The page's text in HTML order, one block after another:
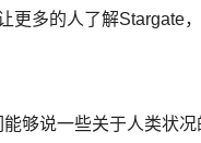
更多的人了解Stargate
够说一些关于人类状